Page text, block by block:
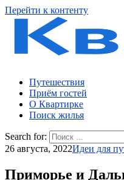
Перейти к контенту
Путешествия
Приём гостей
О Квартирке
Поиск жилья
Search for:
26 августа, 2022Идеи для
Приморье и